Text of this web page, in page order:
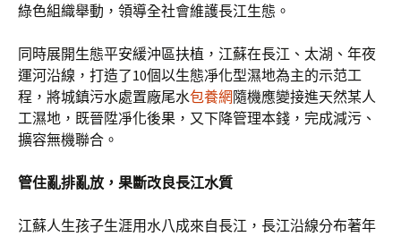
綠色組織舉動，領導全社會維護長江生態。
同時展開生態平安緩沖區扶植，江蘇在長江、太湖、年夜
運河沿線，打造了10個以生態凈化型濕地為主的示范工
程，將城鎮污水處置廠尾水包養網 隨機應變接進天然某人
工濕地，既晉陞凈化後果，又下降管理本錢，完成減污、
擴容無機聯合。
管住亂排亂放，果斷改良長江水質
江蘇人生孩子生涯用水八成來自長江，長江沿線分布著年